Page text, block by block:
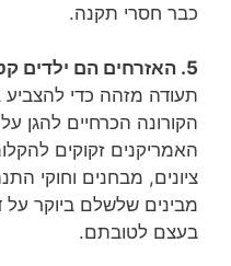
כבר חסרי תקנה.
5. האזרחים הם ילדים קטנים.
תעודה מזהה כדי להצביע
הקורונה הכרחיים להגן
האמריקנים זקוקים
ציונים, מבחנים וחוקי
מבינים שלשלם ביוקר על
בעצם לטובתם.